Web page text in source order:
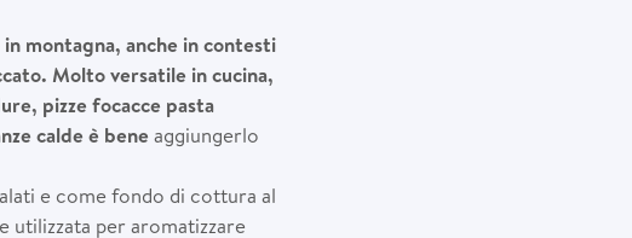
montagna, anche in contesti
Molto versatile in cucina,
pizze focacce pasta
calde è bene aggiungerlo
e come fondo di cottura al
utilizzata per aromatizzare